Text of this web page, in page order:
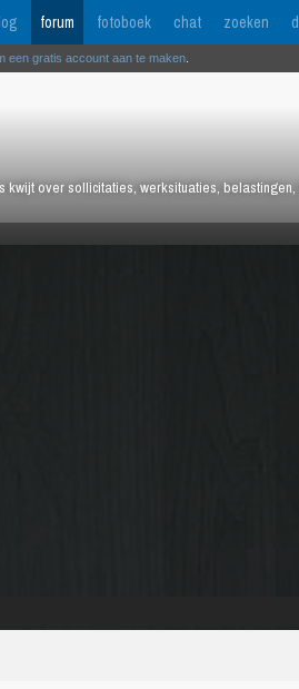
forum fotoboek chat zoeken
kwijt over sollicitaties, werksituaties,
een gratis account aan te maken